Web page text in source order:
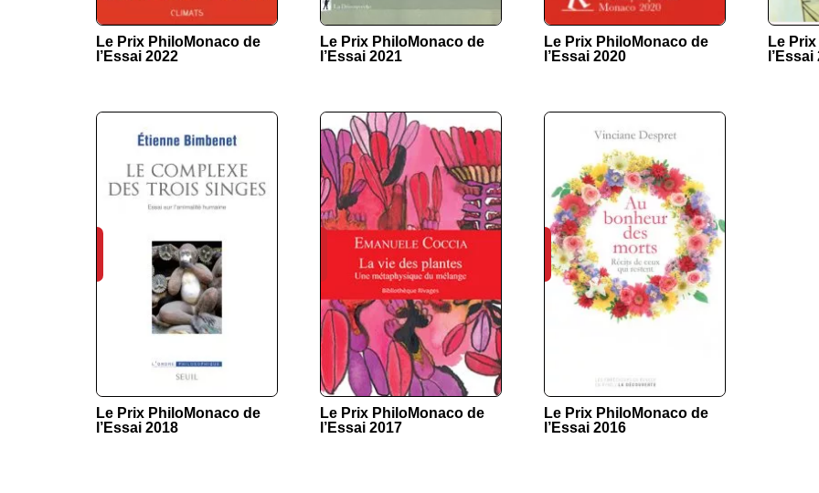
Le Prix PhiloMonaco de
l’Essai 2022
Le Prix PhiloMonaco de
l’Essai 2021
Le Prix PhiloMonaco de
l’Essai 2020
Le
Le Prix PhiloMonaco de
l’Essai 2018
Le Prix PhiloMonaco de
l’Essai 2017
Le Prix PhiloMonaco de
l’Essai 2016